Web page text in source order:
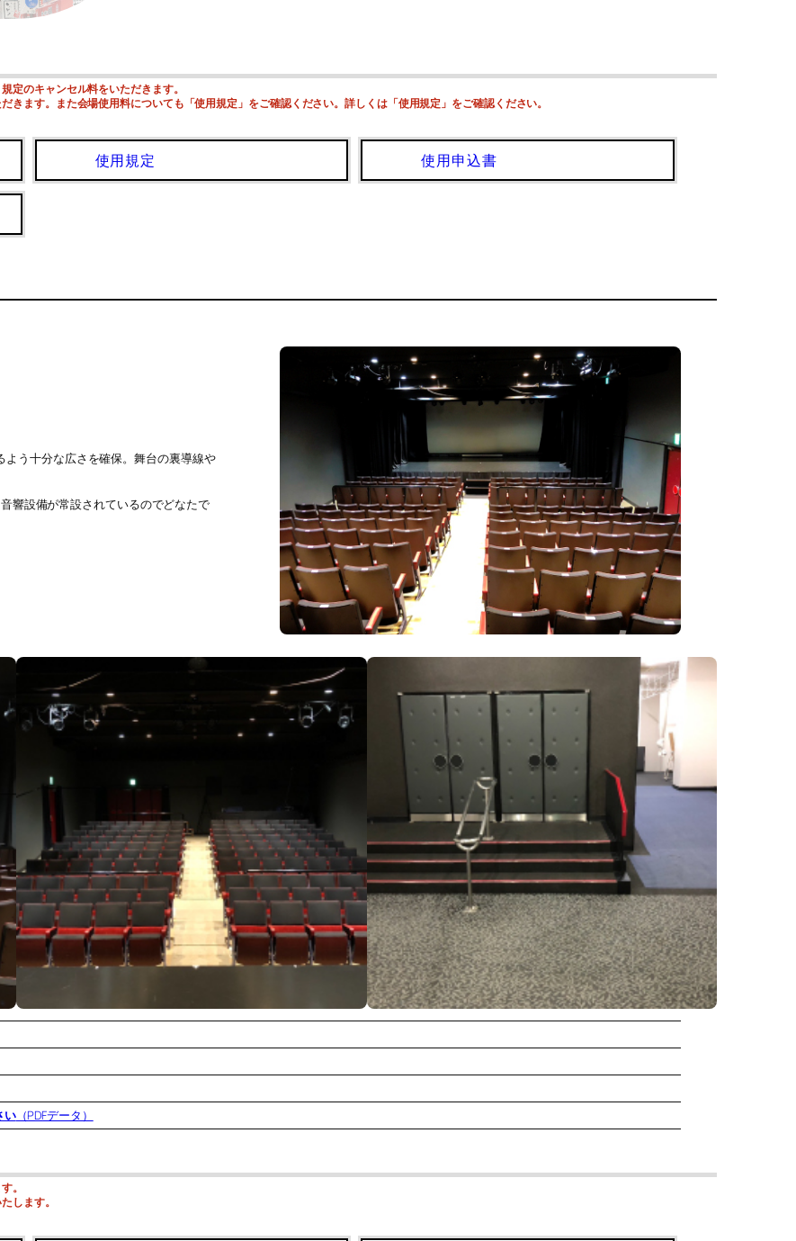
定のキャンセル料をいただきます。
ます。また会場使用料についても「使用規定」をご確認ください。詳しくは「使用規定」をご確認ください。
使用規定 使用申込書
う十分な広さを確保。舞台の裏導線や
響設備が常設されているのでどなたで
い（PDFデータ）
。
します。